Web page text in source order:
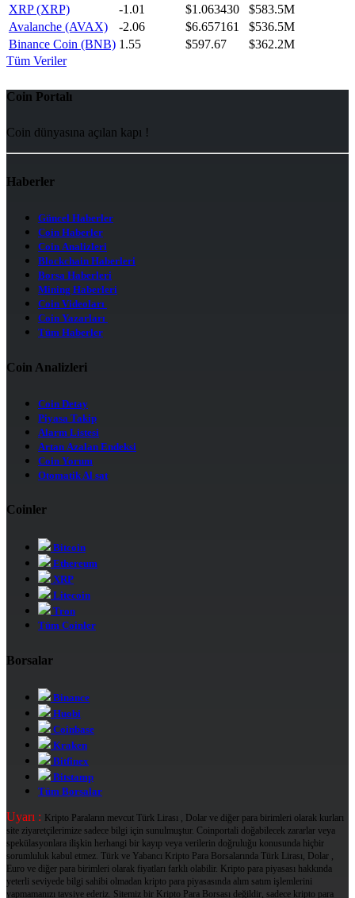
XRP (XRP)
-1.01 $1.063430
$583.5M
Avalanche (AVAX)
-2.06 $6.657161
$536.5M
Binance Coin (BNB) 1.55 $597.67
$362.2M
Tüm Veriler
Coin Portalı
Coin dünyasına açılan kapı !
Haberler
Güncel Haberler
Coin Haberler
Coin Analizleri
Blockchain Haberleri
Borsa Haberleri
Mining Haberleri
Coin Videoları
Coin Yazarları
Tüm Haberler
Coin Analizleri
Coin Detay
Piyasa Takip
Alarm Listesi
Artan Azalan Endeksi
Coin Yorum
Otomatik Al sat
Coinler
Bitcoin
Ethereum
XRP
Litecoin
Tron
Tüm Coinler
Borsalar
Binance
Huobi
Coinbase
Kraken
Bitfinex
Bitstamp
Tüm Borsalar
Uyarı : Kripto Paraların mevcut Türk Lirası , Dolar ve diğer para birimleri olarak kurları
site ziyaretçilerimize sadece bilgi için sunulmuştur. Coinportali doğabilecek zararlar veya
spekülasyonlara ilişkin herhangi bir kayıp veya verilerin doğruluğu konusunda hiçbir
sorumluluk kabul etmez. Türk ve Yabancı Kripto Para Borsalarında Türk Lirası, Dolar ,
Euro ve diğer para birimleri olarak fiyatları farklı olabilir. Kripto para piyasası hakkında
yeterli seviyede bilgi sahibi olmadan kripto para piyasasında alım satım işlemlerini
yapmamanızı tavsiye ederiz. Sitemiz bir Kripto Para Borsası değildir, sadece kripto para